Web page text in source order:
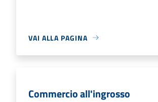
VAI ALLA PAGINA
Commercio all'ingrosso